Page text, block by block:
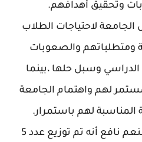
وتحقيق أهدافهم.
الجامعة لاحتياجات الطلاب
ومتطلباتهم والصعوبات
وسبل حلها ،بينما
لهم واهتمام الجامعة
المناسبة لهم باستمرار.
ومن جهته ،أوضح د.عبدالمنعم نافع أنه تم توزيع عدد 5